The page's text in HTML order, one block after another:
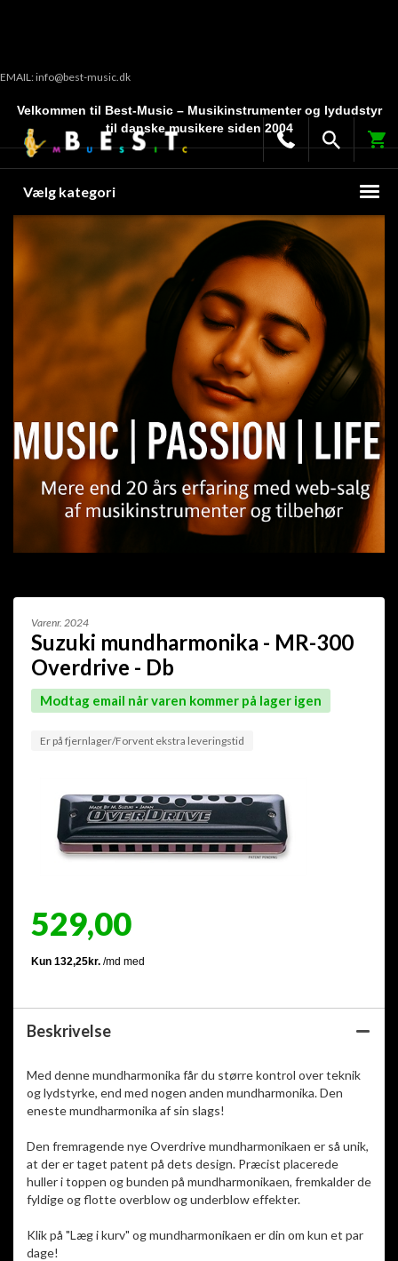
EMAIL: info@best-music.dk
Velkommen til Best-Music – Musikinstrumenter og lydudstyr
til danske musikere siden 2004
Vælg kategori
Varenr. 2024
Suzuki mundharmonika - MR-300
Overdrive - Db
Modtag email når varen kommer på lager igen
Er på fjernlager/Forvent ekstra leveringstid
529,00
Beskrivelse
Med denne mundharmonika får du større kontrol over teknik
og lydstyrke, end med nogen anden mundharmonika. Den
eneste mundharmonika af sin slags!
Den fremragende nye Overdrive mundharmonikaen er så unik,
at der er taget patent på dets design. Præcist placerede
huller i toppen og bunden på mundharmonikaen, fremkalder de
fyldige og flotte overblow og underblow effekter.
Klik på "Læg i kurv" og mundharmonikaen er din om kun et par
dage!